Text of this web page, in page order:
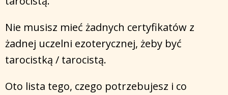
Nie musisz mieć żadnych certyfikatów z
żadnej uczelni ezoterycznej, żeby być
tarocistką / tarocistą.
Oto lista tego, czego potrzebujesz i co